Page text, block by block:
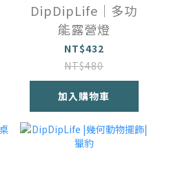
DipDipLife｜多功
能露營燈
NT$432
NT$480
加入購物車